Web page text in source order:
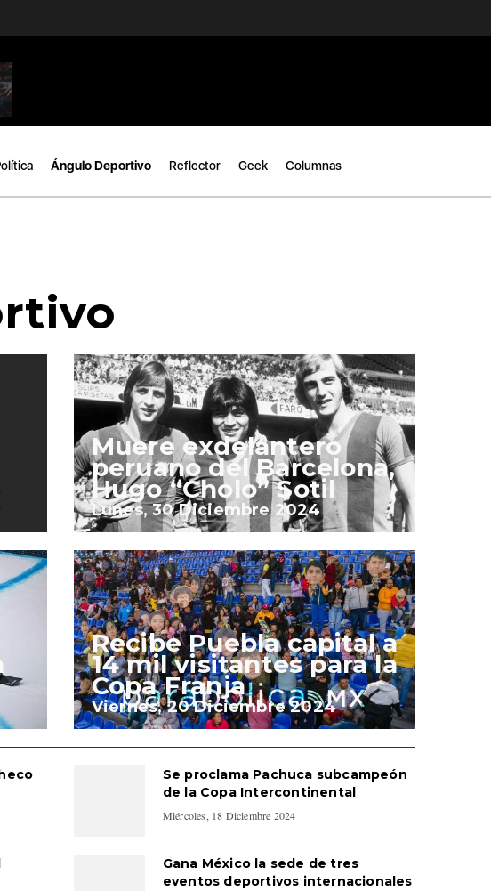
Ángulo Deportivo Reflector Geek Columnas
Muere exdelantero
peruano del Barcelona,
Hugo “Cholo” Sotil
Lunes, 30 Diciembre 2024
Recibe Puebla capital a
14 mil visitantes para la
Copa Franja
Viernes, 20 Diciembre 2024
Se proclama Pachuca subcampeón
de la Copa Intercontinental
Miércoles, 18 Diciembre 2024
Gana México la sede de tres
eventos deportivos internacionales